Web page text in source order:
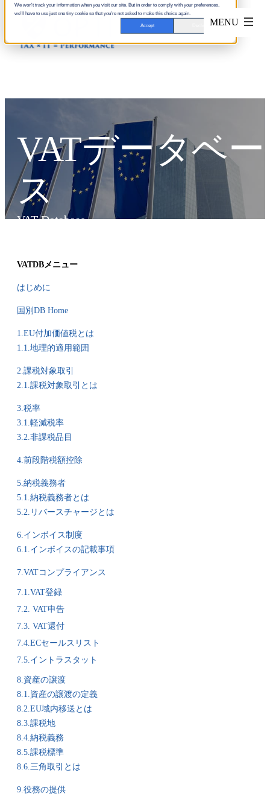
We won't track your information when you visit our site. But in order to comply with your preferences,
we'll have to use just one tiny cookie so that you're not asked to make this choice again.
Accept
VATデータベー
ス
VAT Database
VATDBメニュー
はじめに
国別DB Home
1.EU付加価値税とは
1.1.地理的適用範囲
2.課税対象取引
2.1.課税対象取引とは
3.税率
3.1.軽減税率
3.2.非課税品目
4.前段階税額控除
5.納税義務者
5.1.納税義務者とは
5.2.リバースチャージとは
6.インボイス制度
6.1.インボイスの記載事項
7.VATコンプライアンス
7.1.VAT登録
7.2. VAT申告
7.3. VAT還付
7.4.ECセールスリスト
7.5.イントラスタット
8.資産の譲渡
8.1.資産の譲渡の定義
8.2.EU域内移送とは
8.3.課税地
8.4.納税義務
8.5.課税標準
8.6.三角取引とは
9.役務の提供